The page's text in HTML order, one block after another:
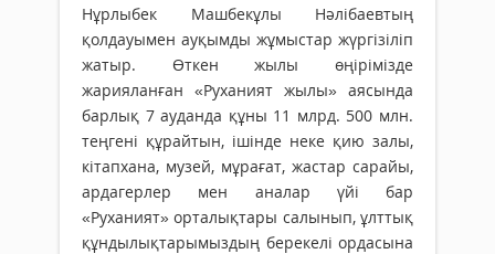
Нұрлыбек Машбекұлы Нәлібаевтың
қолдауымен ауқымды жұмыстар жүргізіліп
жатыр. Өткен жылы өңірімізде
жарияланған «Руханият жылы» аясында
барлық 7 ауданда құны 11 млрд. 500 млн.
теңгені құрайтын, ішінде неке қию залы,
кітапхана, музей, мұрағат, жастар сарайы,
ардагерлер мен аналар үйі бар
«Руханият» орталықтары салынып, ұлттық
құндылықтарымыздың берекелі ордасына